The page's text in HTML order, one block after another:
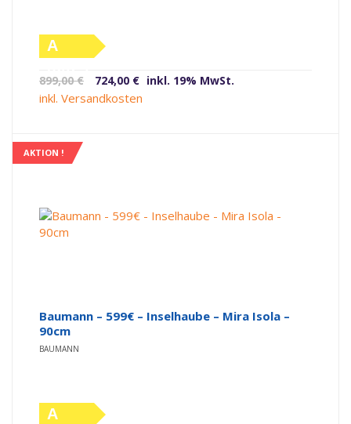
A
Label)
899,00€
Ursprünglicher
Preis
724,00 € Aktueller
inkl. 19% MwSt.
inkl. Versandkosten
AKTION !
Baumann – 599€ – Inselhaube – Mira Isola –
90cm
BAUMANN
A